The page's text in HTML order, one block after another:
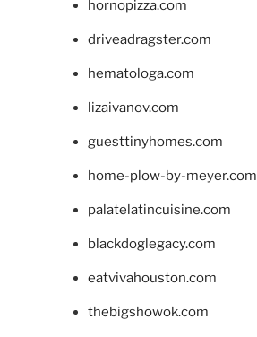
hornopizza.com
driveadragster.com
hematologa.com
lizaivanov.com
guesttinyhomes.com
home-plow-by-meyer.com
palatelatincuisine.com
blackdoglegacy.com
eatvivahouston.com
thebigshowok.com